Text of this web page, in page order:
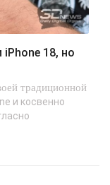
традиционной
и косвенно